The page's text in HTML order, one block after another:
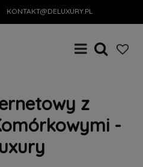
KONTAKT@DELUXURY.PL
z
-